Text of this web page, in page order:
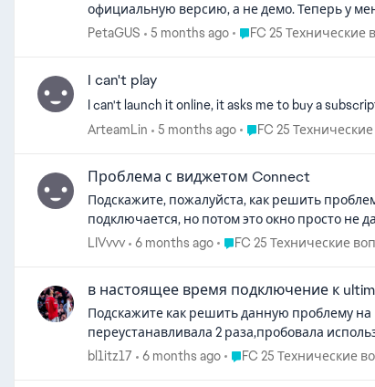
официальную версию, а не демо. Теперь у
PetaGUS
5 months ago Place FC 25
FC 25 Технические
I can't play
I can't launch it online, it asks me to buy a
ArteamLin
5 months ago Place FC 25
FC 25
Проблема с виджетом Connect
Подскажите, пожалуйста, как решить
подключается, но потом это окно просто не
LIVvvv
6 months ago Place FC 25 Технические
FC 25 Технические
в настоящее время подключение к
Подскажите как решить данную проблему на ПК? Уже 4 дня не могу зайти в
переустанавливала 2 раза,пробовала
bl1itz17
6 months ago Place FC 25 Технические
FC 25 Технические